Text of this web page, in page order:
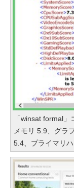
「winsat formal
メモリ 5.9、グラ
5.4、プライマリ